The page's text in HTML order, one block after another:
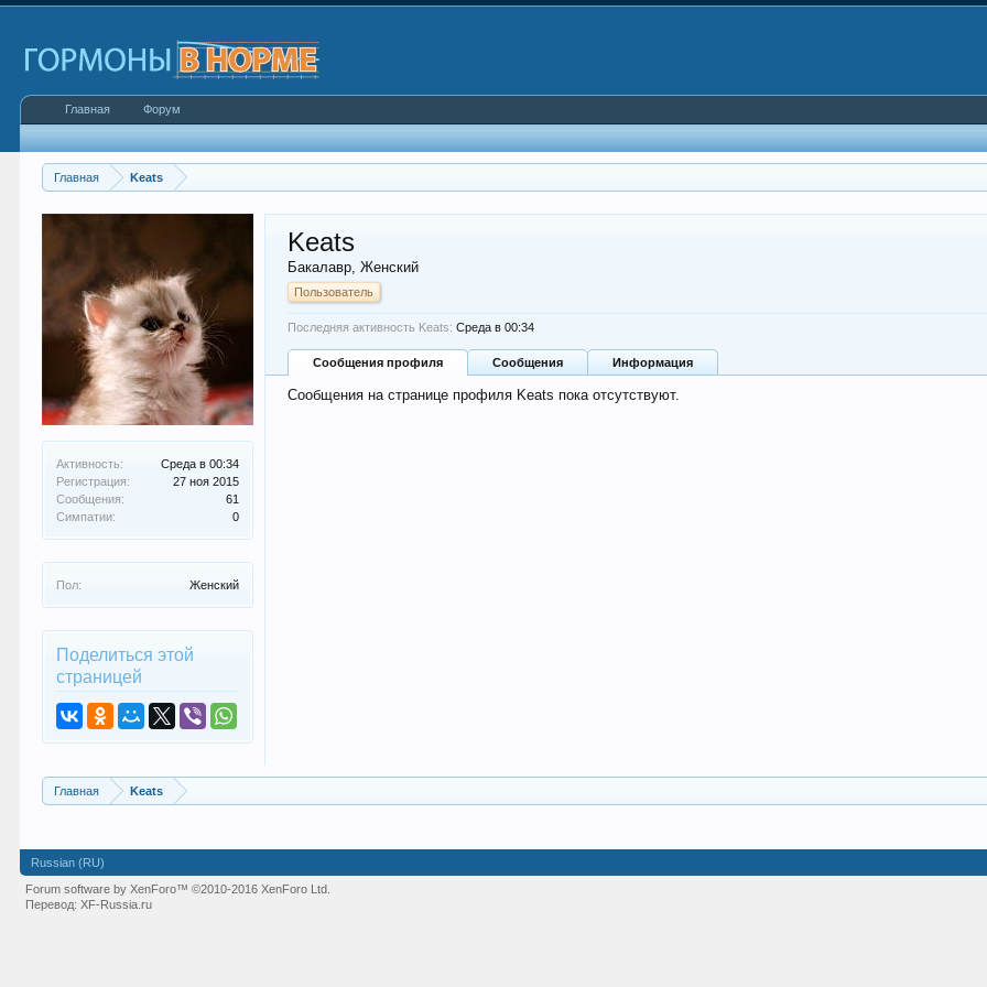
Главная Keats
Активность:
Среда в 00:34
Регистрация:
27 ноя 2015
Сообщения:
61
Симпатии:
0
Пол: Женский
Поделиться этой
страницей
Keats
Бакалавр, Женский
Пользователь
Последняя активность Keats: Среда в 00:34
Сообщения профиля Сообщения Информация
Сообщения на странице профиля Keats пока отсутствуют.
Главная Keats
Главная Форум
Russian (RU)
Forum software by XenForo™©2010-2016 XenForo Ltd.
Перевод:XF-Russia.ru